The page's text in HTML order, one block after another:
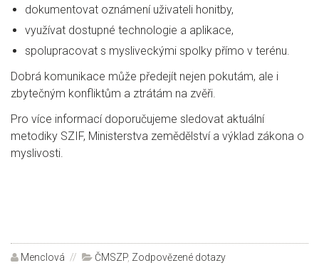
dokumentovat oznámení uživateli honitby,
využívat dostupné technologie a aplikace,
spolupracovat s mysliveckými spolky přímo v terénu.
Dobrá komunikace může předejít nejen pokutám, ale i
zbytečným konfliktům a ztrátám na zvěři.
Pro více informací doporučujeme sledovat aktuální
metodiky SZIF, Ministerstva zemědělství a výklad zákona o
myslivosti.
Autor:
Menclová Rubriky:
ČMSZP, Zodpovězené dotazy